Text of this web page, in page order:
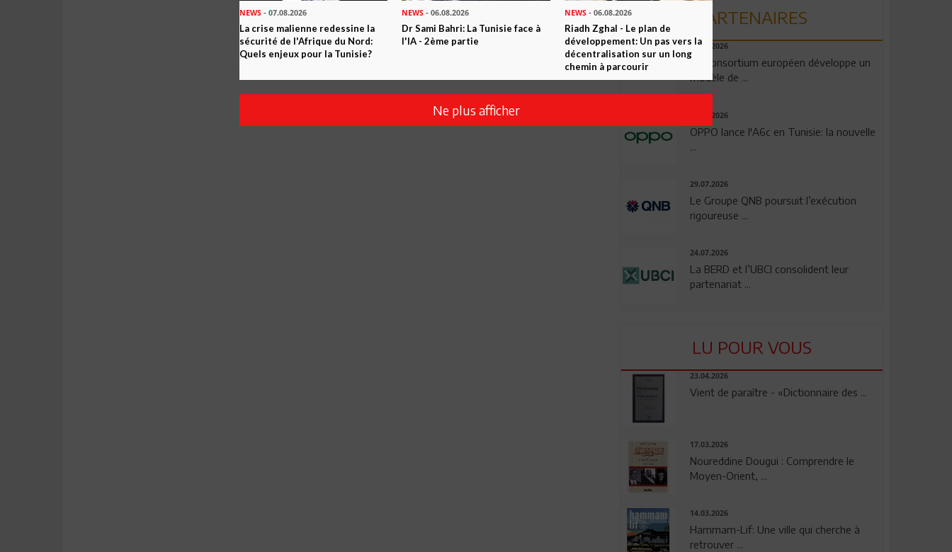
PARTENAIRES
06.08.2026
Un consortium européen développe un
modèle de ...
04.08.2026
OPPO lance l'A6c en Tunisie: la nouvelle
...
29.07.2026
Le Groupe QNB poursuit l’exécution
rigoureuse ...
24.07.2026
La BERD et l’UBCI consolident leur
partenariat ...
LU POUR VOUS
23.04.2026
Vient de paraître - «Dictionnaire des ...
17.03.2026
Noureddine Dougui : Comprendre le
Moyen-Orient, ...
14.03.2026
Hammam-Lif: Une ville qui cherche à
retrouver ...
NEWS - 07.08.2026
La crise malienne redessine la
sécurité de l'Afrique du Nord:
Quels enjeux pour la Tunisie?
NEWS - 06.08.2026
Dr Sami Bahri: La Tunisie face à
l'IA - 2ème partie
NEWS- 06.08.2026
Riadh Zghal - Le plan de
développement: Un pas vers la
décentralisation sur un long
chemin à parcourir
Ne plus afficher